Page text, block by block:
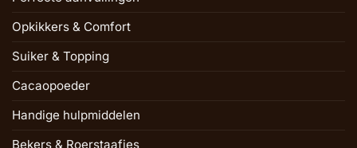
Opkikkers & Comfort
Suiker & Topping
Cacaopoeder
Handige hulpmiddelen
Bekers & Roerstaafjes